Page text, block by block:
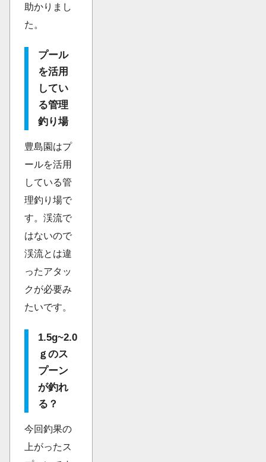
助かりまし
た。
プール
を活用
してい
る管理
釣り場
豊島園はプ
ールを活用
している管
理釣り場で
す。渓流で
はないので
渓流とは違
ったアタッ
クが必要み
たいです。
1.5g~2.0
ｇのス
プーン
が釣れ
る？
今回釣果の
上がったス